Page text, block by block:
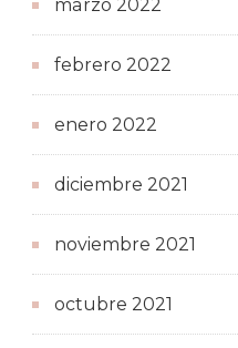
marzo 2022
febrero 2022
enero 2022
diciembre 2021
noviembre 2021
octubre 2021